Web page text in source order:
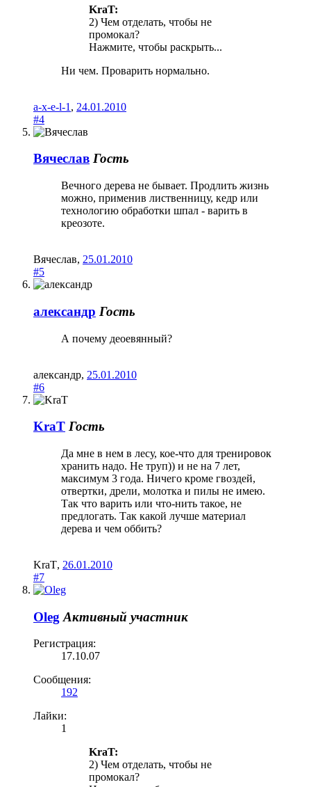
KraT:
2) Чем отделать, чтобы не
промокал?
Нажмите, чтобы раскрыть...
Ни чем. Проварить нормально.
a-x-e-l-1 , 24.01.2010
#4
Вячеслав Гость
Вечного дерева не бывает. Продлить жизнь
можно, применив лиственницу, кедр или
технологию обработки шпал - варить в
креозоте.
Вячеслав, 25.01.2010
#5
александр Гость
А почему деоевянный?
александр, 25.01.2010
#6
KraT Гость
Да мне в нем в лесу, кое-что для тренировок
хранить надо. Не труп)) и не на 7 лет,
максимум 3 года. Ничего кроме гвоздей,
отвертки, дрели, молотка и пилы не имею.
Так что варить или что-нить такое, не
предлогать. Так какой лучше материал
дерева и чем оббить?
KraT, 26.01.2010
#7
Oleg Активный участник
Регистрация:
17.10.07
Сообщения:
192
Лайки:
1
KraT:
2) Чем отделать, чтобы не
промокал?